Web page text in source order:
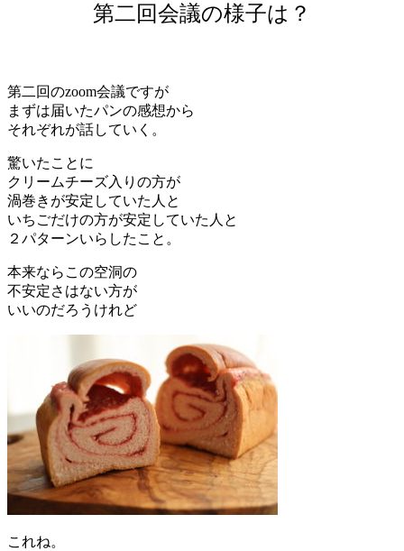
第二回会議の様子は？
第二回のzoom会議ですが
まずは届いたパンの感想から
それぞれが話していく。
驚いたことに
クリームチーズ入りの方が
渦巻きが安定していた人と
いちごだけの方が安定していた人と
２パターンいらしたこと。
本来ならこの空洞の
不安定さはない方が
いいのだろうけれど
これね。